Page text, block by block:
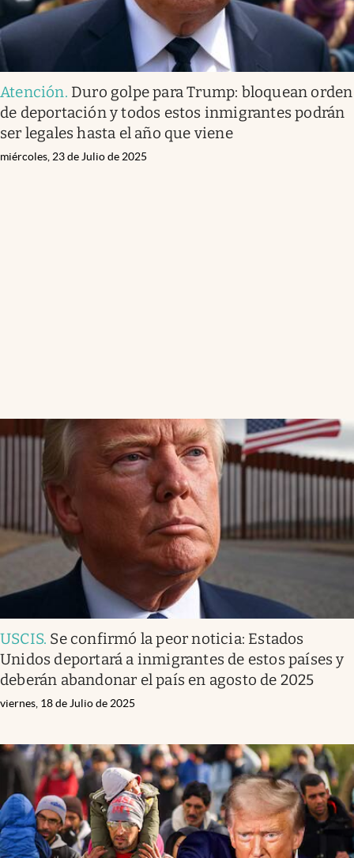
Atención. Duro golpe para Trump: bloquean orden
de deportación y todos estos inmigrantes podrán
ser legales hasta el año que viene
miércoles, 23 de Julio de 2025
USCIS. Se confirmó la peor noticia: Estados
Unidos deportará a inmigrantes de estos países y
deberán abandonar el país en agosto de 2025
viernes, 18 de Julio de 2025